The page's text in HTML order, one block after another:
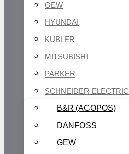
GEW
HYUNDAI
KUBLER
MITSUBISHI
PARKER
SCHNEIDER ELECTRIC
B&R (ACOPOS)
DANFOSS
GEW